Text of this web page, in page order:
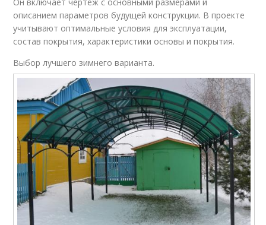
Он включает чертёж с основными размерами и
описанием параметров будущей конструкции. В проекте
учитывают оптимальные условия для эксплуатации,
состав покрытия, характеристики основы и покрытия.
Выбор лучшего зимнего варианта.